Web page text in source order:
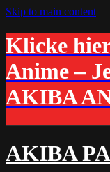
Skip to main content
Klicke
Anime –
AKIBA
AKIBA